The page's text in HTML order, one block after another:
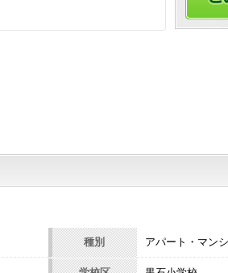
種別 アパート・マン